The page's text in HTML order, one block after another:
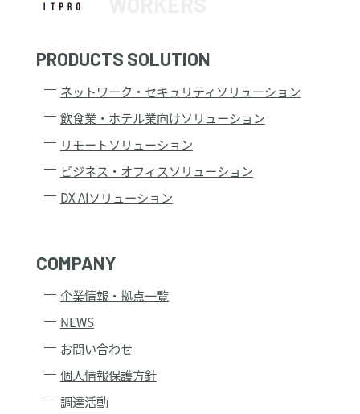
取り組みを改善していきます。
制定：2005年1月12日
改訂：2022年5月1日
ITプロダクツ株式会社
［個人情報の取扱い及びご質問、苦情について］
ＩＴプロダクツ株式会社
電話：044-578-2060（受付時間：平日9時～17時30分）
神奈川県川崎市川崎区日進町1番地53
代表取締役社長 河野 利之
個人情報保護管理者 井戸丈雅
TEL：044-578-2060
１．個人情報の利用目的について
PRODUCTS SOLUTION
ネットワーク・セキュリティソリューション
飲食業・ホテル業向けソリューション
リモートソリューション
ビジネス・オフィスソリューション
DX AIソリューション
COMPANY
企業情報・拠点一覧
NEWS
お問い合わせ
個人情報保護方針
調達活動